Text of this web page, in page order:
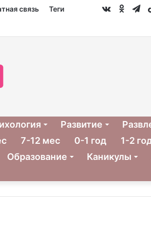
связь Теги
vk.com
Развитие
7-12 мес 0-1 год 1-2
Образование
Каникулы